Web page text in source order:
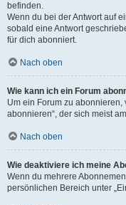
befinden.
Wenn du bei der Antwort auf
sobald eine Antwort
für dich abonniert.
Nach oben
Wie kann ich ein Forum
Um ein Forum zu abonnieren,
abonnieren“, der sich meist
Nach oben
Wie deaktiviere ich meine
Wenn du mehrere
persönlichen Bereich unter